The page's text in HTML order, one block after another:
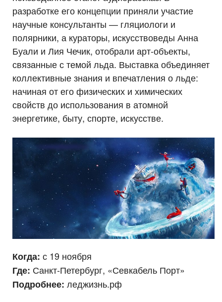
разработке его концепции приняли участие
научные консультанты — гляциологи и
полярники, а кураторы, искусствоведы Анна
Буали и Лия Чечик, отобрали арт-объекты,
связанные с темой льда. Выставка объединяет
коллективные знания и впечатления о льде:
начиная от его физических и химических
свойств до использования в атомной
энергетике, быту, спорте, искусстве.
Когда: с 19 ноября
Где: Санкт-Петербург, «Севкабель Порт»
Подробнее: леджизнь.рф